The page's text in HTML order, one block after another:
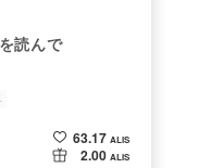
読んで
63.17 ALIS
2.00 ALIS